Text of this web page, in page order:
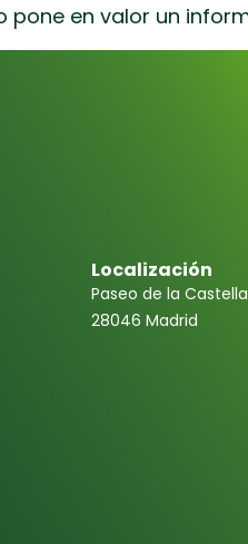
pone en valor un
Localización
Paseo de la
28046 Madrid